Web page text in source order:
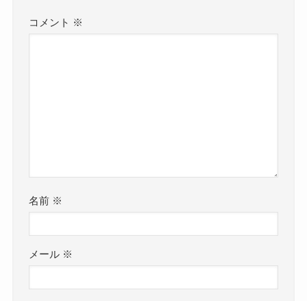
コメント ※
名前 ※
メール ※